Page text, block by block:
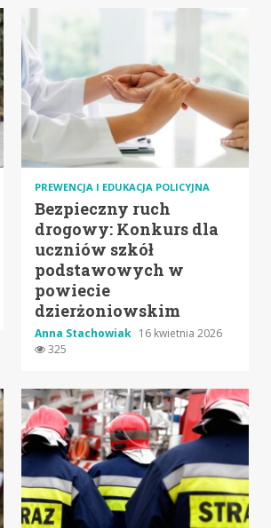
PREWENCJA I EDUKACJA POLICYJNA
Bezpieczny ruch
drogowy: Konkurs dla
uczniów szkół
podstawowych w
powiecie
dzierżoniowskim
Anna Stachowiak 16 kwietnia 2026
325